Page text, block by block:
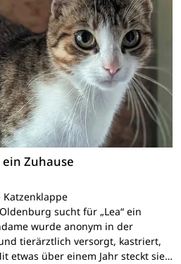
Zuhause
sucht für „Lea“ ein
wurde anonym in der
tierärztlich versorgt, kastriert,
etwas über einem Jahr steckt sie…